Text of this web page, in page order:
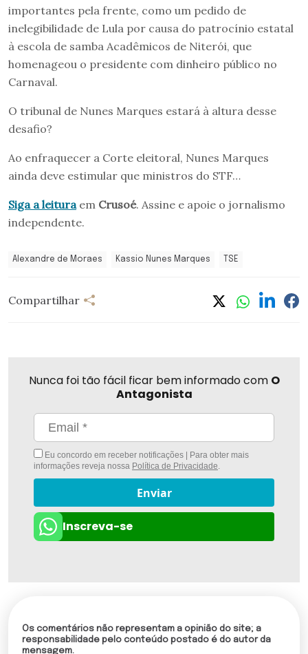
importantes pela frente, como um pedido de
inelegibilidade de Lula por causa do patrocínio estatal
à escola de samba Acadêmicos de Niterói, que
homenageou o presidente com dinheiro público no
Carnaval.
O tribunal de Nunes Marques estará à altura desse
desafio?
Ao enfraquecer a Corte eleitoral, Nunes Marques
ainda deve estimular que ministros do STF…
Siga a leituraem Crusoé. Assine e apoie o jornalismo
independente.
Alexandre de Moraes Kassio Nunes Marques TSE
Compartilhar
Nunca foi tão fácil ficar bem informado com O
Antagonista
Eu concordo em receber notificações | Para obter mais
informações reveja nossa Política de Privacidade.
Enviar
Inscreva-se
Os comentários não representam a opinião do site; a
responsabilidade pelo conteúdo postado é do autor da
mensagem.